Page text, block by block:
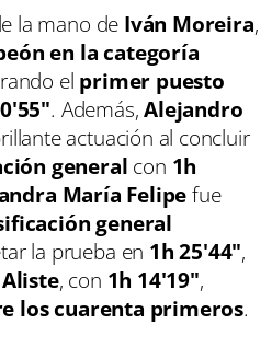
la mano de Iván Moreira,
en la categoría
el primer puesto
. Además,Alejandro
actuación al concluir
general con 1h
María Felipefue
general
la prueba en 1h 25'44",
, con 1h 14'19",
los cuarenta primeros.